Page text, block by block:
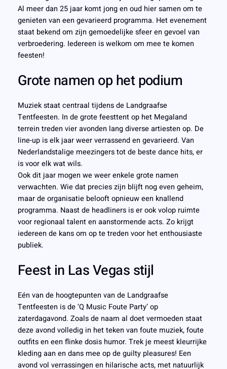
Al meer dan 25 jaar komt jong en oud hier samen om te
genieten van een gevarieerd programma. Het evenement
staat bekend om zijn gemoedelijke sfeer en gevoel van
verbroedering. Iedereen is welkom om mee te komen
feesten!
Grote namen op het podium
Muziek staat centraal tijdens de Landgraafse
Tentfeesten. In de grote feesttent op het Megaland
terrein treden vier avonden lang diverse artiesten op. De
line-up is elk jaar weer verrassend en gevarieerd. Van
Nederlandstalige meezingers tot de beste dance hits, er
is voor elk wat wils.
Ook dit jaar mogen we weer enkele grote namen
verwachten. Wie dat precies zijn blijft nog even geheim,
maar de organisatie belooft opnieuw een knallend
programma. Naast de headliners is er ook volop ruimte
voor regionaal talent en aanstormende acts. Zo krijgt
iedereen de kans om op te treden voor het enthousiaste
publiek.
Feest in Las Vegas stijl
Eén van de hoogtepunten van de Landgraafse
Tentfeesten is de ‘Q Music Foute Party’ op
zaterdagavond. Zoals de naam al doet vermoeden staat
deze avond volledig in het teken van foute muziek, foute
outfits en een flinke dosis humor. Trek je meest kleurrijke
kleding aan en dans mee op de guilty pleasures! Een
avond vol verrassingen en hilarische acts, met natuurlijk